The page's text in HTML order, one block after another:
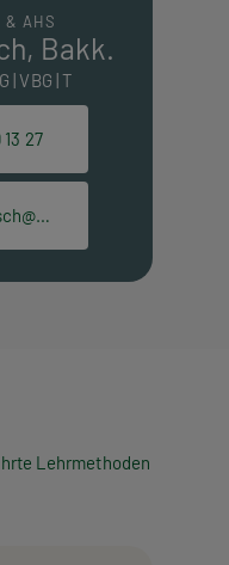
& AHS
Bakk.
| VBG | T
27
Lehrmethoden